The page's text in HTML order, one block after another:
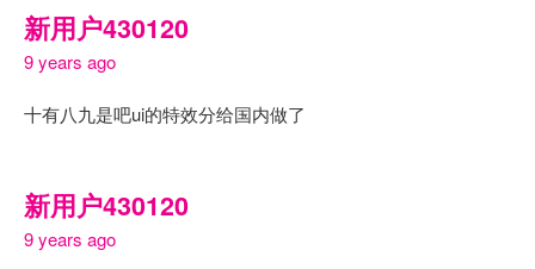
新用户430120
9 years ago
十有八九是吧ui的特效分给国内做了
新用户430120
9 years ago